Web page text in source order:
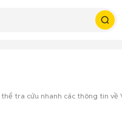
tra cứu nhanh các thông tin về